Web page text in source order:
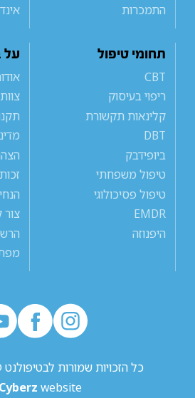
התמכרות
תחומי טיפול
CBT
ריפוי בעיסוק
קלינאות תקשורת
DBT
ביופידבק
טיפול משפחתי
טיפול פסיכולוגי
EMDR
היפנוזה
על
כל הזכויות שמורות לבטיפולנט © 2016 -
Cyberz website